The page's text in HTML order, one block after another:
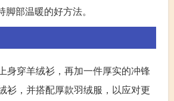
部温暖的好方法。
身穿羊绒衫，再加一件厚实的冲锋
衫，并搭配厚款羽绒服，以应对更